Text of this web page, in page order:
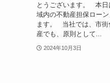
とうございます。 本日
域内の不動産担保ロー
ます。 当社では、市街
産でも、原則として...
2024年10月3日